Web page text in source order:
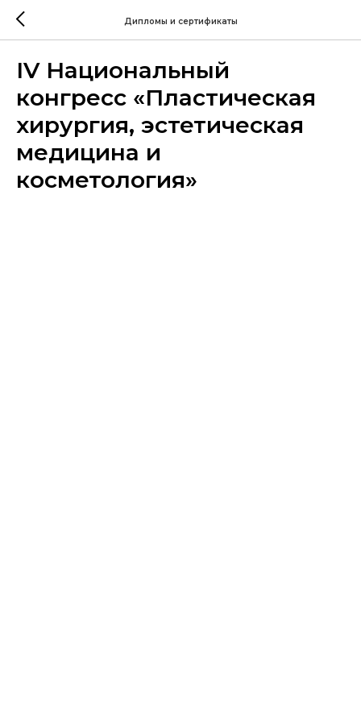
Дипломы и сертификаты
IV Национальный
конгресс «Пластическая
хирургия, эстетическая
медицина и
косметология»